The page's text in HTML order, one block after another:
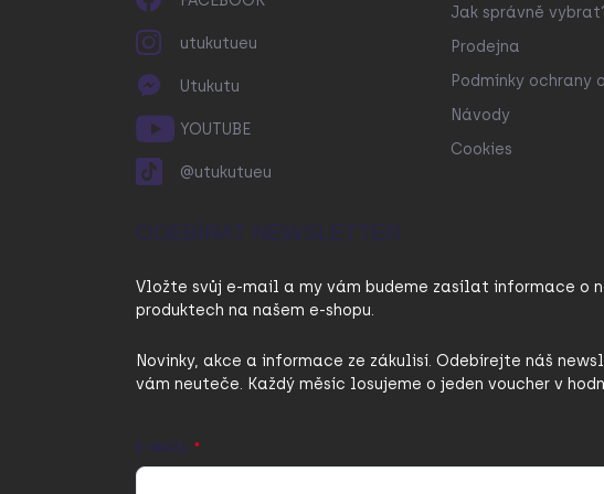
utukutueu
Utukutu
YOUTUBE
@utukutueu
Jak správně
Prodejna
Podmínky ochrany
Návody
Cookies
ODEBÍRAT NEWSLETTER
Vložte svůj e-mail a my vám budeme zasílat informace o
produktech na našem e-shopu.
Novinky, akce a informace ze zákulisí. Odebírejte náš
vám neuteče. Každý měsíc losujeme o jeden voucher v
E-MAIL